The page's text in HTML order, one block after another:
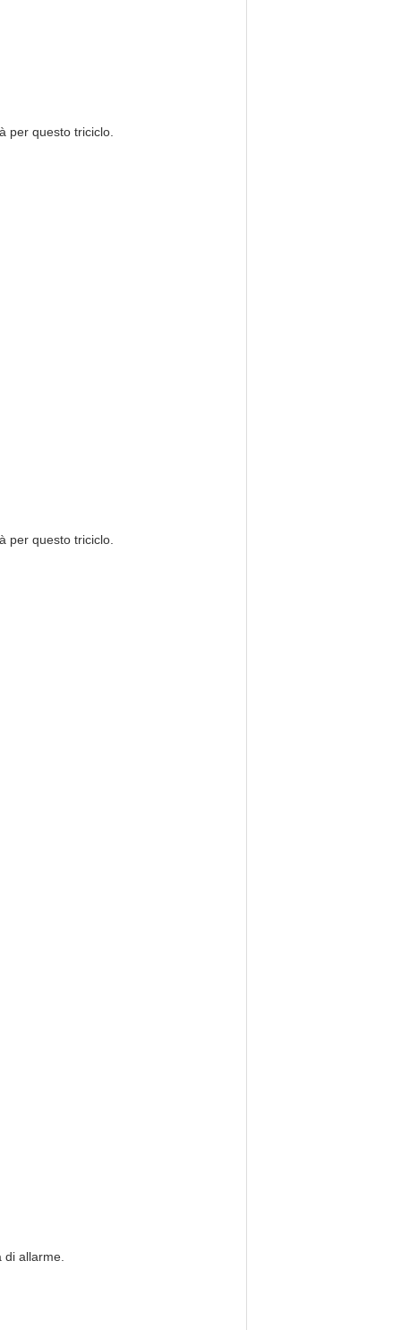
per questo triciclo.
per questo triciclo.
allarme.